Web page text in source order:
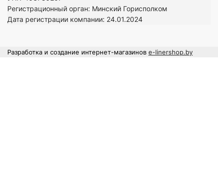
Регистрационный орган: Минский Горисполком
Дата регистрации компании: 24.01.2024
Разработка и создание интернет-магазинов e-linershop.by